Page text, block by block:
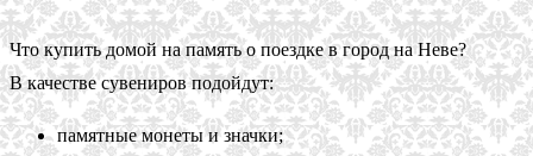
Что купить домой на память о поездке в город на Неве?
В качестве сувениров подойдут:
памятные монеты и значки;